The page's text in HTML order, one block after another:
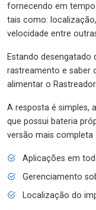
fornecendo em
tais como:
velocidade entre
Estando
rastreamento e saber
alimentar o
A resposta é simples,
que possui bateria
versão mais completa
Aplicações em
Gerenciamento
Localização do